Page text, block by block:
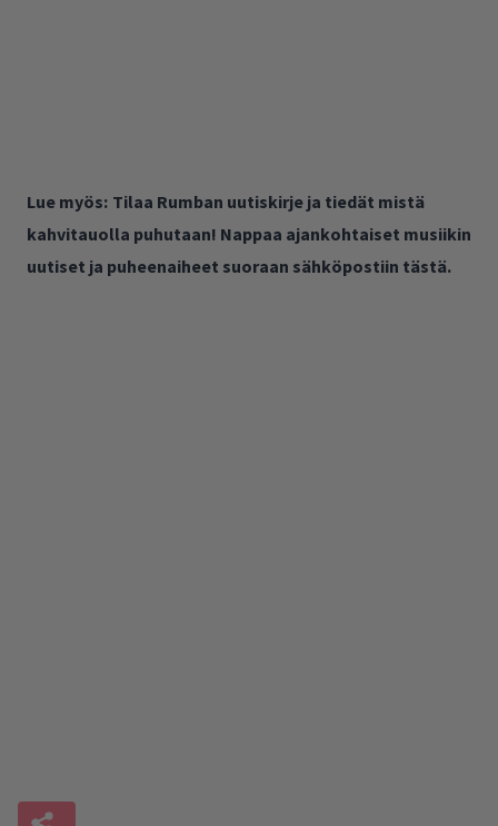
Lue myös: Tilaa Rumban uutiskirje ja tiedät mistä
kahvitauolla puhutaan! Nappaa ajankohtaiset musiikin
uutiset ja puheenaiheet suoraan sähköpostiin tästä.